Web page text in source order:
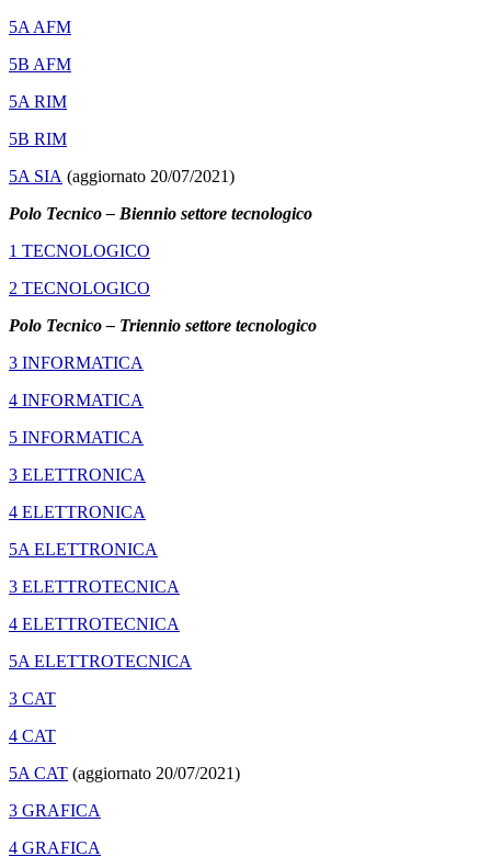
5A AFM
5B AFM
5A RIM
5B RIM
5A SIA (aggiornato 20/07/2021)
Polo Tecnico – Biennio settore tecnologico
1 TECNOLOGICO
2 TECNOLOGICO
Polo Tecnico – Triennio settore tecnologico
3 INFORMATICA
4 INFORMATICA
5 INFORMATICA
3 ELETTRONICA
4 ELETTRONICA
5A ELETTRONICA
3 ELETTROTECNICA
4 ELETTROTECNICA
5A ELETTROTECNICA
3 CAT
4 CAT
5A CAT (aggiornato 20/07/2021)
3 GRAFICA
4 GRAFICA